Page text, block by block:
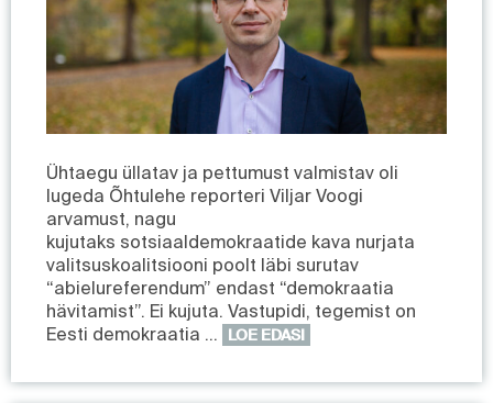
Ühtaegu üllatav ja pettumust valmistav oli
lugeda Õhtulehe reporteri Viljar Voogi
arvamust, nagu
kujutaks sotsiaaldemokraatide kava nurjata
valitsuskoalitsiooni poolt läbi surutav
“abielureferendum” endast “demokraatia
hävitamist”. Ei kujuta. Vastupidi, tegemist on
Eesti demokraatia …
LOE EDASI